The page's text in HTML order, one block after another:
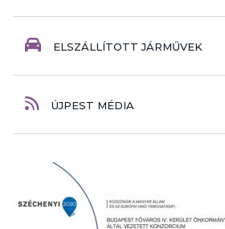
ELSZÁLLÍTOTT JÁRMŰVEK
ÚJPEST MÉDIA